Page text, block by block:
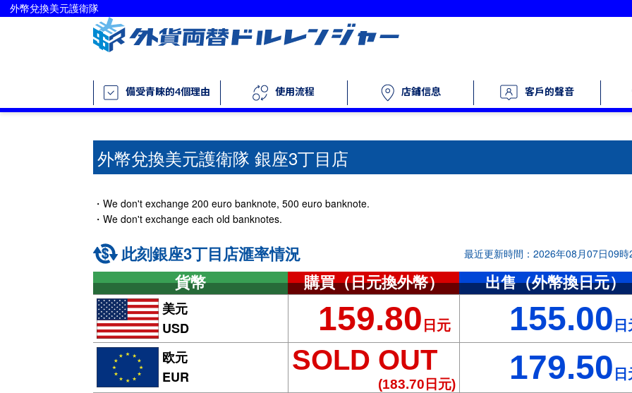
外幣兌換美元護衛隊
備受青睞的4個理由 使用流程 店鋪信息 客戶的聲音
外幣兌換美元護衛隊 銀座3丁目店
・We don't exchange 200 euro banknote, 500 euro banknote.
・We don't exchange each old banknotes.
此刻銀座3丁目店滙率情況 最近更新時間：2026年08月07日09時
貨幣 購買（日元換外幣） 出售（外幣換日元）
美元
USD
159.80 日元 155.00
欧元
EUR
SOLD OUT
(183.70 日元) 179.50